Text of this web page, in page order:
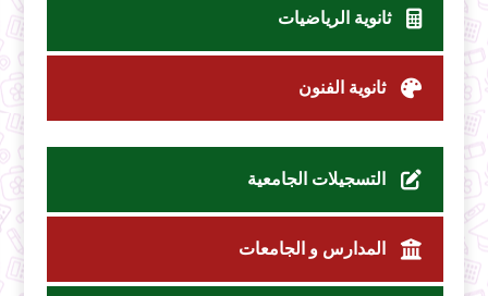
ثانوية الرياضيات
ثانوية الفنون
التسجيلات الجامعية
المدارس و الجامعات